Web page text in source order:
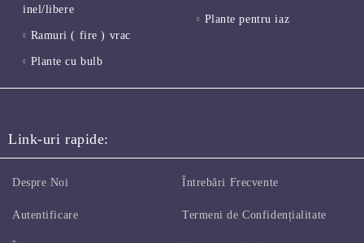
inel/libere
Ramuri ( fire ) vrac
Plante cu bulb
Plante pentru iaz
Link-uri rapide:
Despre Noi
Autentificare
Întrebări Frecvente
Termeni de Confidențialitate